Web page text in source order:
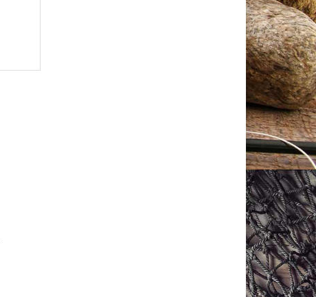
Ruthless Flexfit lippalakki